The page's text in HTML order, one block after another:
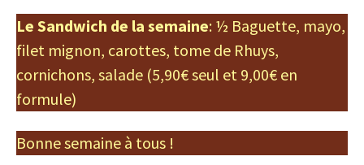
Le Sandwich de la semaine: ½ Baguette, mayo,
filet mignon, carottes, tome de Rhuys,
cornichons, salade (5,90€ seul et 9,00€ en
formule)
Bonne semaine à tous !